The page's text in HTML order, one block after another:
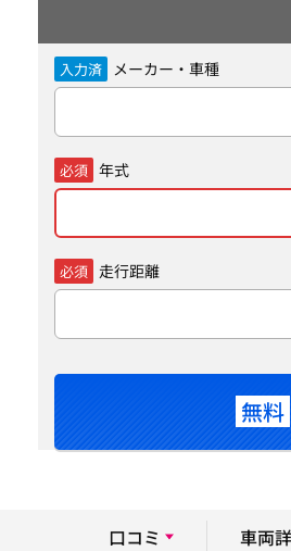
入力済 メーカー・車種
必須 年式
必須 走行距離
無料
口コミ 車両